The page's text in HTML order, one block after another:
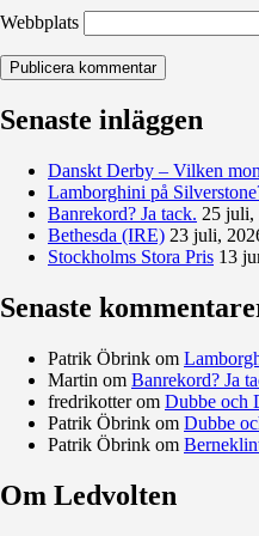
Webbplats
Senaste inläggen
Danskt Derby – Vilken
Lamborghini på
Banrekord? Ja tack. 25 juli,
Bethesda (IRE) 23 juli,
Stockholms Stora Pris 13
Senaste
Patrik Öbrink om
Martin om Banrekord? Ja
fredrikotterom Dubbe och
Patrik Öbrink om Dubbe
Patrik Öbrink om
Om Ledvolten